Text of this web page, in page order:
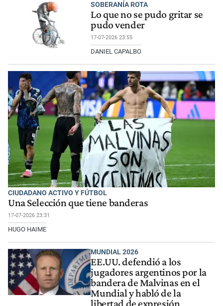
SOBERANÍA ROTA
Lo que no se pudo gritar se
pudo vender
17-07-2026 23:55
DANIEL CAPALBO
CIUDADANO ACTIVO Y FÚTBOL
Una Selección que tiene banderas
17-07-2026 23:31
HUGO HAIME
MUNDIAL 2026
EE.UU. defendió a los
jugadores argentinos por la
bandera de Malvinas en el
Mundial y habló de la
libertad de expresión